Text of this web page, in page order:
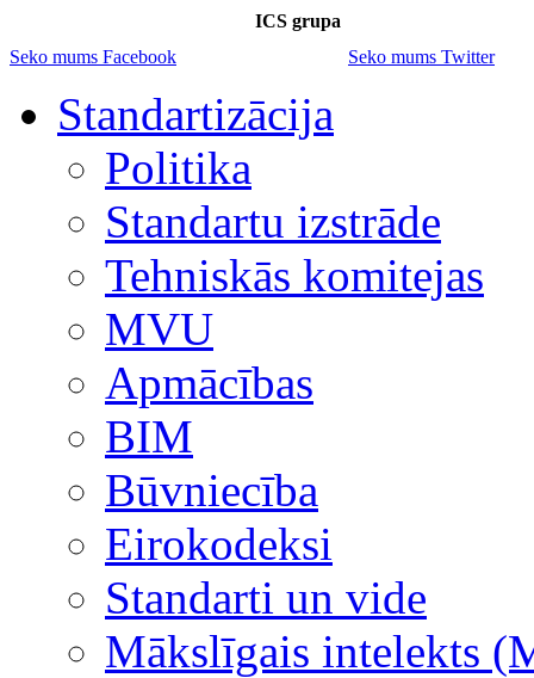
ICS grupa
Seko mums Facebook
Seko mums Twitter
Standartizācija
Politika
Standartu izstrāde
Tehniskās komitejas
MVU
Apmācības
BIM
Būvniecība
Eirokodeksi
Standarti un vide
Mākslīgais intelekts